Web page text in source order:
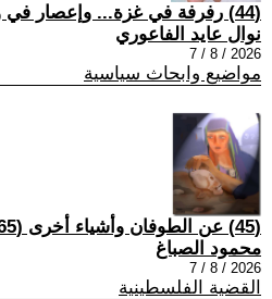
(44) رفرفة في غزة... وإعصار في واشنطن
نوال عايد الفاعوري
2026 / 8 / 7
مواضيع وابحاث سياسية
(45) عن الطوفان وأشياء أخرى (65)
محمود الصباغ
2026 / 8 / 7
القضية الفلسطينية